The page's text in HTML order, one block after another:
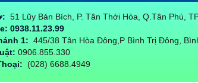
51 Lũy Bán Bích, P. Tân Thới Hòa, Q.Tân Phú,
0938.11.23.99
1: 445/38 Tân Hòa Đông,P Bình Trị Đông,
0906.855.330
(028) 6688.4949